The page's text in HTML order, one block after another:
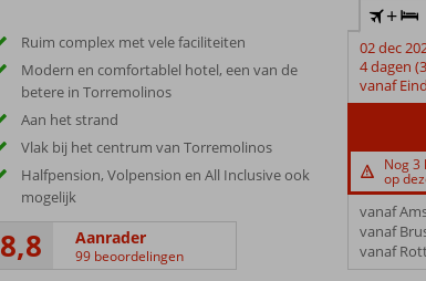
Ruim complex met vele faciliteiten
Modern en comfortablel hotel, een van de
betere in Torremolinos
Aan het strand
Vlak bij het centrum van Torremolinos
Halfpension, Volpension en All Inclusive ook
mogelijk
8,8 Aanrader
99 beoordelingen
+
02 dec
4 dagen
vanaf
Nog 3
op
vanaf
vanaf
vanaf